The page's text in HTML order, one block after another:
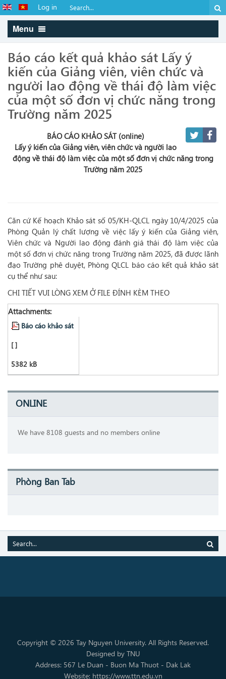
Log in
Menu
Báo cáo kết quả khảo sát Lấy ý
kiến của Giảng viên, viên chức và
người lao động về thái độ làm việc
của một số đơn vị chức năng trong
Trường năm 2025
BÁO CÁO KHẢO SÁT (online)
Lấy ý kiến của Giảng viên, viên chức và người lao
động về thái độ làm việc của một số đơn vị chức năng trong
Trường năm 2025
Căn cứ Kế hoạch Khảo sát số 05/KH-QLCL ngày 10/4/2025 của
Phòng Quản lý chất lượng về việc lấy ý kiến của Giảng viên,
Viên chức và Người lao động đánh giá thái độ làm việc của
một số đơn vị chức năng trong Trường năm 2025, đã được lãnh
đạo Trường phê duyệt, Phòng QLCL báo cáo kết quả khảo sát
cụ thể như sau:
CHI TIẾT VUI LÒNG XEM Ở FILE ĐÍNH KÈM THEO
Attachments:
Báo cáo khảo sát
[ ]
5382 kB
ONLINE
We have 8108 guests and no members online
Phòng Ban Tab
Copyright © 2026 Tay Nguyen University. All Rights Reserved.
Designed by TNU
Address: 567 Le Duan - Buon Ma Thuot - Dak Lak
Website: https://www.ttn.edu.vn